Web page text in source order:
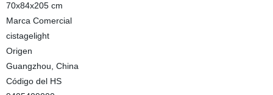
70x84x205 cm
Marca Comercial
cistagelight
Origen
Guangzhou, China
Código del HS